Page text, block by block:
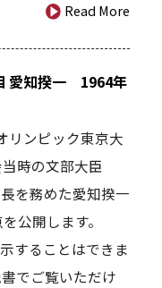
Read More
愛知揆一 1964年
リンピック東京大
時の文部大臣
を務めた愛知揆一
公開します。
することはできま
でご覧いただけ